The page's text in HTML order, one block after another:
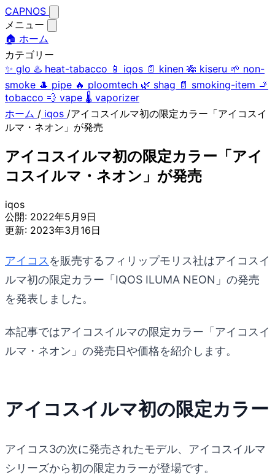
CAPNOS
メニュー
🏠 ホーム
カテゴリー
✨ glo ♨️ heat-tabacco 📱 iqos 📄 kinen 🎋 kiseru 🌱 non-
smoke 🎩 pipe 🔥 ploomtech 🌿 shag 📄 smoking-item 🚬
tobacco 💨 vape 🌡️ vaporizer
ホーム / iqos /アイコスイルマ初の限定カラー「アイコスイ
ルマ・ネオン」が発売
アイコスイルマ初の限定カラー「アイ
コスイルマ・ネオン」が発売
iqos
公開: 2022年5月9日
更新: 2023年3月16日
アイコスを販売するフィリップモリス社はアイコスイ
ルマ初の限定カラー「IQOS ILUMA NEON」の発売
を発表しました。
本記事ではアイコスイルマの限定カラー「アイコスイ
ルマ・ネオン」の発売日や価格を紹介します。
アイコスイルマ初の限定カラー
アイコス3の次に発売されたモデル、アイコスイルマ
シリーズから初の限定カラーが登場です。